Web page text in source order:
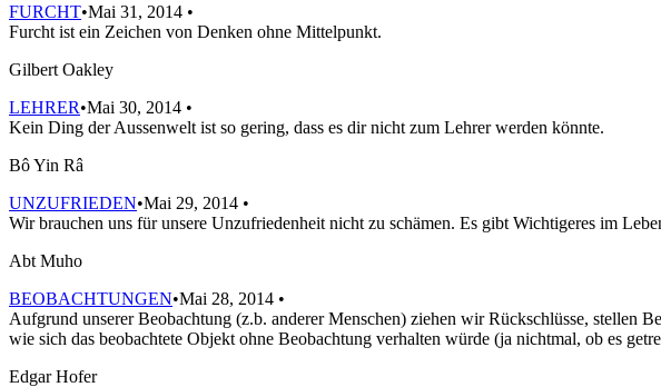
FURCHT•Mai 31, 2014 •
Furcht ist ein Zeichen von Denken ohne Mittelpunkt.
Gilbert Oakley
LEHRER•Mai 30, 2014 •
Kein Ding der Aussenwelt ist so gering, dass es dir nicht zum Lehrer werden könnte.
Bô Yin Râ
UNZUFRIEDEN•Mai 29, 2014 •
Wir brauchen uns für unsere Unzufriedenheit nicht zu schämen. Es gibt Wichtigeres im
Abt Muho
BEOBACHTUNGEN•Mai 28, 2014 •
Aufgrund unserer Beobachtung (z.b. anderer Menschen) ziehen wir Rückschlüsse, stellen
wie sich das beobachtete Objekt ohne Beobachtung verhalten würde (ja nichtmal, ob es
Edgar Hofer